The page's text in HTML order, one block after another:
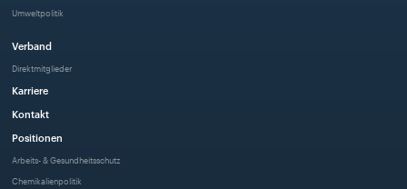
Umweltpolitik
Verband
Direktmitglieder
Karriere
Kontakt
Positionen
Arbeits- & Gesundheitsschutz
Chemikalienpolitik